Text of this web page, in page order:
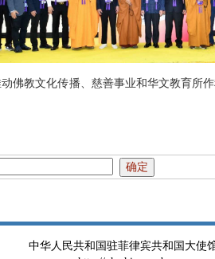
佛教文化传播、慈善事业和华文教育所
中华人民共和国驻菲律宾共和国大使